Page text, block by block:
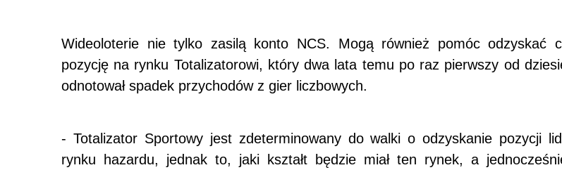
Wideoloterie nie tylko zasilą konto NCS. Mogą również pomóc odzyskać
pozycję na rynku Totalizatorowi, który dwa lata temu po raz pierwszy od
odnotował spadek przychodów z gier liczbowych.
- Totalizator Sportowy jest zdeterminowany do walki o odzyskanie pozycji
rynku hazardu, jednak to, jaki kształt będzie miał ten rynek, a